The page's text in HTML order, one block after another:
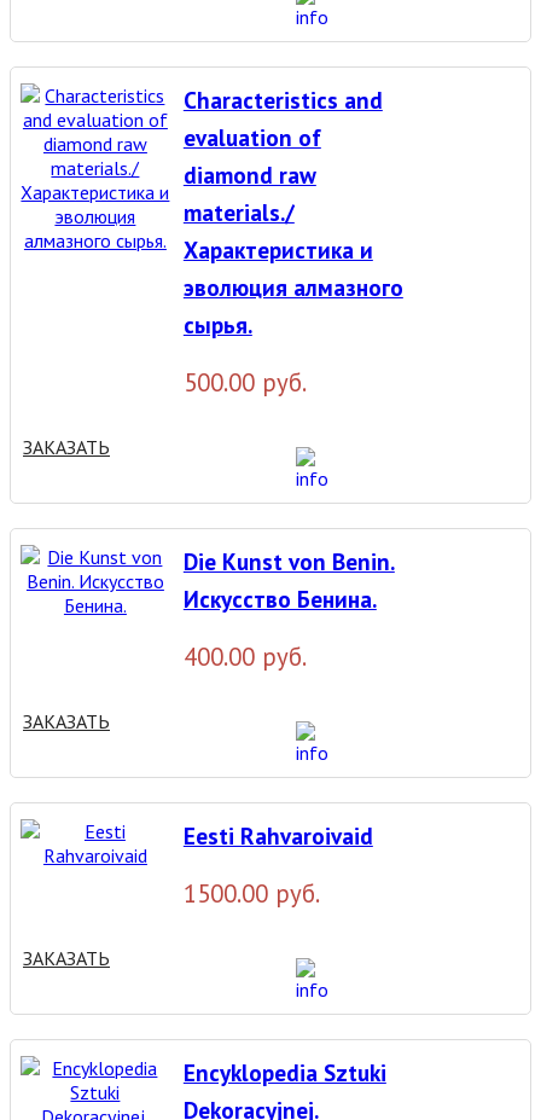
Characteristics and
evaluation of
diamond raw
materials./
Характеристика и
эволюция алмазного
сырья.
500.00 руб.
ЗАКАЗАТЬ
Die Kunst von Benin.
Искусство Бенина.
400.00 руб.
ЗАКАЗАТЬ
Eesti Rahvaroivaid
1500.00 руб.
ЗАКАЗАТЬ
Encyklopedia Sztuki
Dekoracyjnej.